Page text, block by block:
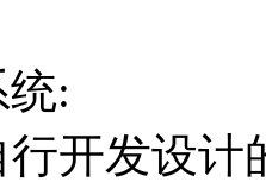
统:
开发设计